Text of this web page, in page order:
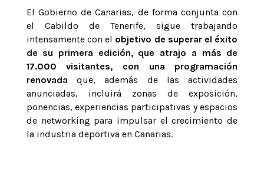
El Gobierno de Canarias, de forma conjunta con
el Cabildo de Tenerife, sigue trabajando
intensamente con el objetivo de superar el éxito
de su primera edición, que atrajo a más de
17.000 visitantes, con una programación
renovada que, además de las actividades
anunciadas, incluirá zonas de exposición,
ponencias, experiencias participativas y espacios
de networking para impulsar el crecimiento de
la industria deportiva en Canarias.